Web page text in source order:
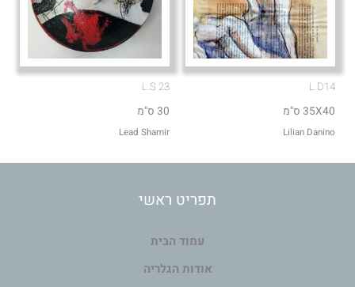
L.D14
35X40 ס"מ
Lilian Danino
L.S 23
30 ס"מ
Lead Shamir
תפריט ראשי
עמוד הבית
אודות הגלריה